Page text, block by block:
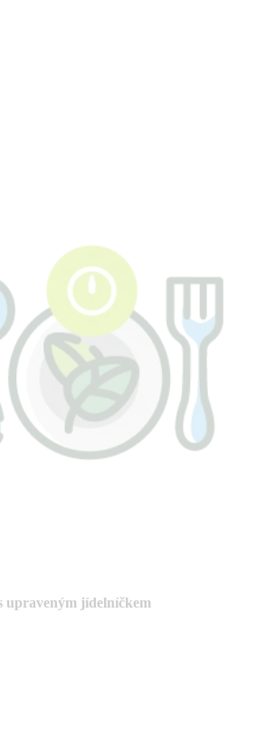
upraveným jídelníčkem